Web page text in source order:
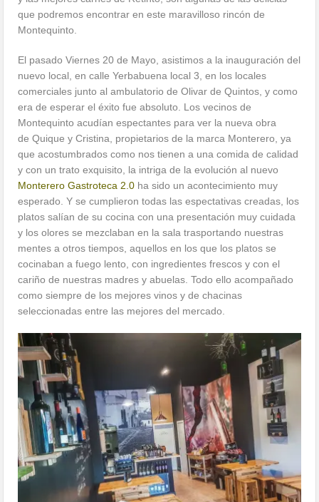
que podremos encontrar en este maravilloso rincón de
Montequinto.
El pasado Viernes 20 de Mayo, asistimos a la inauguración del
nuevo local, en calle Yerbabuena local 3, en los locales
comerciales junto al ambulatorio de Olivar de Quintos, y como
era de esperar el éxito fue absoluto. Los vecinos de
Montequinto acudían espectantes para ver la nueva obra
de Quique y Cristina, propietarios de la marca Monterero, ya
que acostumbrados como nos tienen a una comida de calidad
y con un trato exquisito, la intriga de la evolución al nuevo
Monterero Gastroteca 2.0 ha sido un acontecimiento muy
esperado. Y se cumplieron todas las espectativas creadas, los
platos salían de su cocina con una presentación muy cuidada
y los olores se mezclaban en la sala trasportando nuestras
mentes a otros tiempos, aquellos en los que los platos se
cocinaban a fuego lento, con ingredientes frescos y con el
cariño de nuestras madres y abuelas. Todo ello acompañado
como siempre de los mejores vinos y de chacinas
seleccionadas entre las mejores del mercado.